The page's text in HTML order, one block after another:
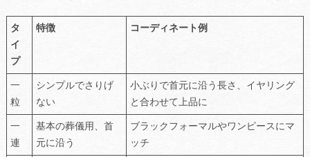
タ
イ
プ
特徴 コーディネート例
一
粒
シンプルでさりげ
ない
小ぶりで首元に沿う長さ、イヤリング
と合わせて上品に
一
連
基本の葬儀用、首
元に沿う
ブラックフォーマルやワンピースにマ
ッチ